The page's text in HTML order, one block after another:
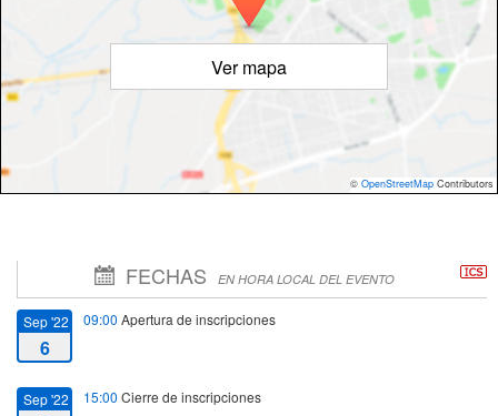
Ver mapa
© OpenStreetMap Contributors
FECHAS EN HORA LOCAL DEL EVENTO
Sep '22
6
09:00 Apertura de inscripciones
Sep '22 15:00 Cierre de inscripciones